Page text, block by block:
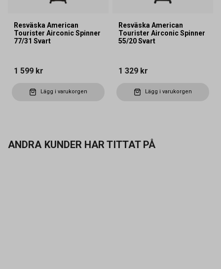
Resväska American
Tourister Airconic Spinner
77/31 Svart
1 599 kr
Lägg i varukorgen
Resväska American
Tourister Airconic Spinner
55/20 Svart
1 329 kr
Lägg i varukorgen
ANDRA KUNDER HAR TITTAT PÅ